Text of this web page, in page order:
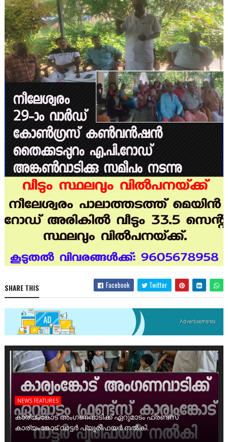
SHARE THIS Facebook Twitter
NEWS FEATURES
കാര്യംങ്കോട് അംഗണവാടിക്ക് ഏറുമാടം ഫ്രണ്ട്സ്
കാര്യംങ്കോട് വാട്ടർ പ്യൂരിഫയർ നൽകി.